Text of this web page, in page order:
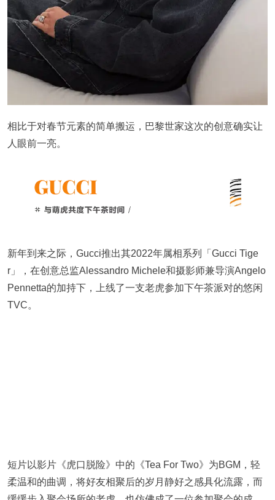
相比于对春节元素的简单搬运，巴黎世家这次的创意确实让
人眼前一亮。
新年到来之际，Gucci推出其2022年属相系列「Gucci Tige
r」，在创意总监Alessandro Michele和摄影师兼导演Angelo
Pennetta的加持下，上线了一支老虎参加下午茶派对的悠闲
TVC。
短片以影片《虎口脱险》中的《Tea For Two》为BGM，轻
柔温和的曲调，将好友相聚后的岁月静好之感具化流露，而